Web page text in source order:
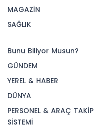
MAGAZİN
SAĞLIK
Bunu Biliyor Musun?
GÜNDEM
YEREL & HABER
DÜNYA
PERSONEL & ARAÇ TAKİP
SİSTEMİ